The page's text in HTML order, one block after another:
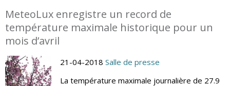
MeteoLux enregistre un record de
température maximale historique pour un
mois d’avril
21-04-2018 Salle de presse
La température maximale journalière de 27.9